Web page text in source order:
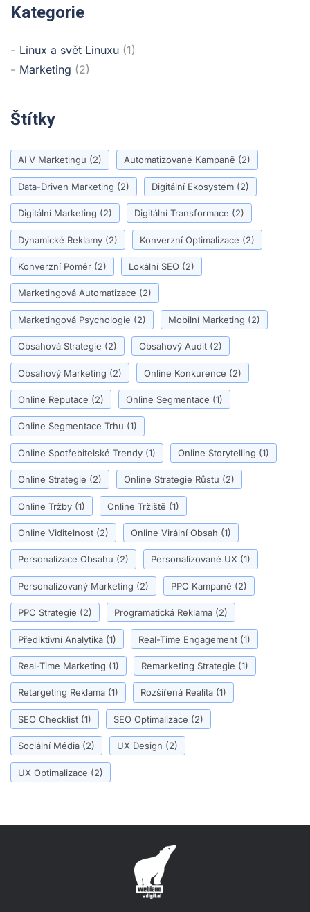
Kategorie
Linux a svět Linuxu (1)
Marketing (2)
Štítky
AI V Marketingu (2) Automatizované Kampaně (2)
Data-Driven Marketing (2) Digitální Ekosystém (2)
Digitální Marketing (2) Digitální Transformace (2)
Dynamické Reklamy (2) Konverzní Optimalizace (2)
Konverzní Poměr (2) Lokální SEO (2)
Marketingová Automatizace (2)
Marketingová Psychologie (2) Mobilní Marketing (2)
Obsahová Strategie (2) Obsahový Audit (2)
Obsahový Marketing (2) Online Konkurence (2)
Online Reputace (2) Online Segmentace (1)
Online Segmentace Trhu (1)
Online Spotřebitelské Trendy (1) Online Storytelling (1)
Online Strategie (2) Online Strategie Růstu (2)
Online Tržby (1) Online Tržiště (1)
Online Viditelnost (2) Online Virální Obsah (1)
Personalizace Obsahu (2) Personalizované UX (1)
Personalizovaný Marketing (2) PPC Kampaně (2)
PPC Strategie (2) Programatická Reklama (2)
Přediktivní Analytika (1) Real-Time Engagement (1)
Real-Time Marketing (1) Remarketing Strategie (1)
Retargeting Reklama (1) Rozšířená Realita (1)
SEO Checklist (1) SEO Optimalizace (2)
Sociální Média (2) UX Design (2)
UX Optimalizace (2)